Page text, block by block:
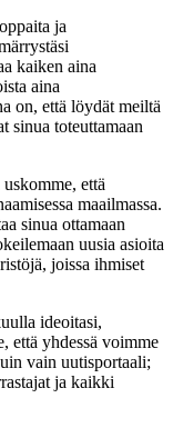
ja
kaiken aina
aina
on, että löydät meiltä
sinua toteuttamaan
että
maailmassa.
sinua ottamaan
uusia asioita
joissa ihmiset
ideoitasi,
että yhdessä voimme
vain uutisportaali;
ja kaikki